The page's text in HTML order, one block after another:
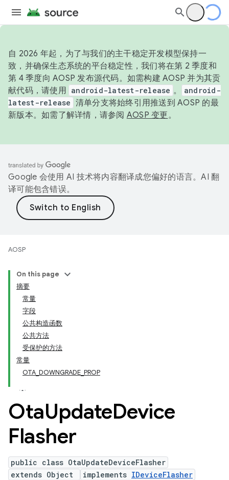
自 2026 年起，为了与我们的主干稳定开发模型保持一
致，并确保生态系统的平台稳定性，我们将在第 2 季度和
第 4 季度向 AOSP 发布源代码。如需构建 AOSP 并为其贡
献代码，请使用 android-latest-release 。
android-
latest-release 清单分支将始终引用推送到 AOSP 的最
新版本。如需了解详情，请参阅 AOSP 变更。
Google 会使用 AI 技术将内容翻译成您偏好的语言。AI 翻
译可能包含错误。
AOSP
On this page
摘要
常量
字段
公共构造函数
公共方法
受保护的方法
常量
OTA_DOWNGRADE_PROP
OtaUpdateDevice
Flasher
public class OtaUpdateDeviceFlasher
extends Object
implements IDeviceFlasher